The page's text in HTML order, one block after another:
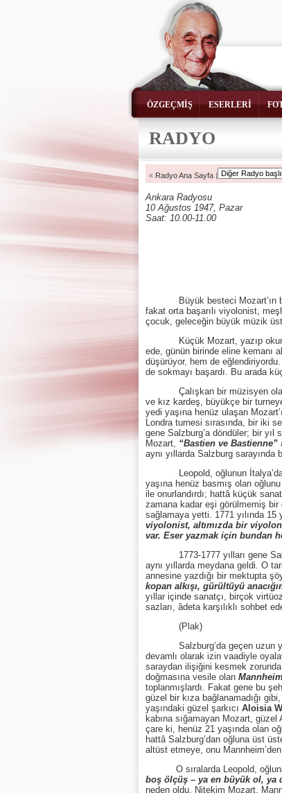
ÖZGEÇMİŞ ESERLERİ
RADYO
« Radyo Ana Sayfa |
Ankara Radyosu
10 Ağustos 1947, Pazar
Saat: 10.00-11.00
Büyük besteci Mozart’ın
fakat orta başarılı viyolonist,
çocuk, geleceğin büyük müzik
Küçük Mozart, yazıp okumayı
ede, günün birinde eline kemanı
düşürüyor, hem de
de sokmayı başardı. Bu arada
Çalışkan bir müzisyen olan
ve kız kardeş, büyükçe bir
yedi yaşına henüz ulaşan
Londra turnesi sırasında, bir iki
gene Salzburg’a döndüler; bir yıl
Mozart, “Bastien ve Bastienne”
aynı yıllarda Salzburg
Leopold, oğlunun İtalya’da da
yaşına henüz basmış olan
ile onurlandırdı; hattâ küçük
zamana kadar eşi görülmemiş bir
sağlamaya yetti. 1771 yılında 15
viyolonist, altımızda bir
var. Eser yazmak için bundan
1773-1777 yılları gene
aynı yıllarda meydana geldi. O
annesine yazdığı bir mektupta
kopan alkışı, gürültüyü
yıllar içinde sanatçı, birçok
sazları, âdeta karşılıklı sohbet
(Plak)
Salzburg’da geçen uzun
devamlı olarak izin vaadiyle
saraydan ilişiğini kesmek
doğmasına vesile olan Mannheim
toplanmışlardı. Fakat gene bu
güzel bir kıza bağlanamadığı
yaşındaki güzel şarkıcı Aloisia
kabına sığamayan Mozart,
çare ki, henüz 21 yaşında olan
hattâ Salzburg’dan oğluna üst
altüst etmeye, onu
O sıralarda Leopold, oğluna
boş ölçüş – ya en büyük ol, ya
neden oldu. Nitekim Mozart,